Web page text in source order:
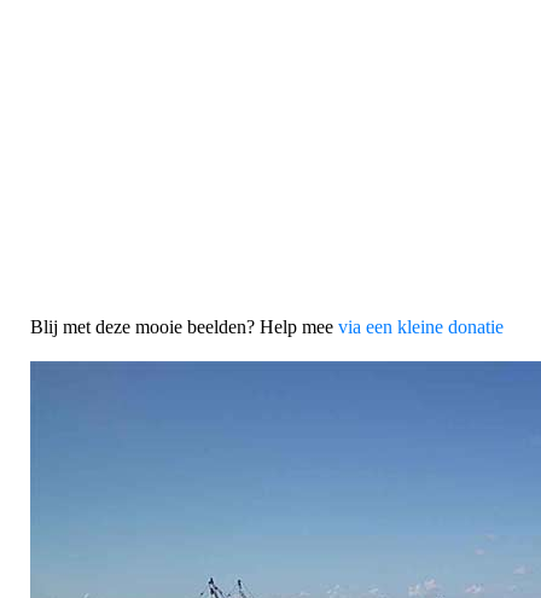
Blij met deze mooie beelden? Help mee via een kleine donatie